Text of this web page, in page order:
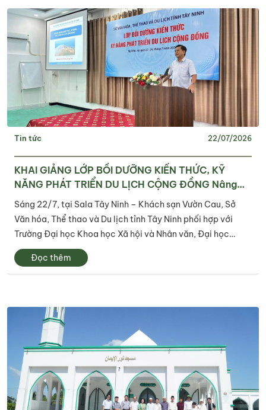
Tin tức 22/07/2026
KHAI GIẢNG LỚP BỒI DƯỠNG KIẾN THỨC, KỸ
NĂNG PHÁT TRIỂN DU LỊCH CỘNG ĐỒNG Nâng
cao năng lực nguồn nhân lực, phát huy tiềm năng
du lịch địa phương
Sáng 22/7, tại Sala Tây Ninh – Khách sạn Vườn Cau, Sở
Văn hóa, Thể thao và Du lịch tỉnh Tây Ninh phối hợp với
Trường Đại học Khoa học Xã hội và Nhân văn, Đại học
Quốc gia Thành phố Hồ Chí Minh tổ chức khai giảng Lớp
bồi dưỡng kiến thức, kỹ năng phát...
Đọc thêm